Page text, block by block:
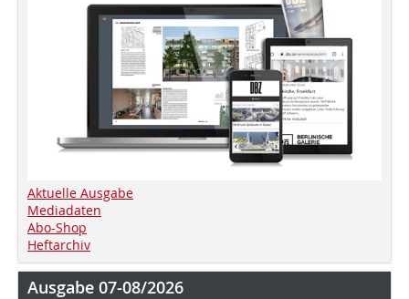
Aktuelle Ausgabe
Mediadaten
Abo-Shop
Heftarchiv
Ausgabe 07-08/2026